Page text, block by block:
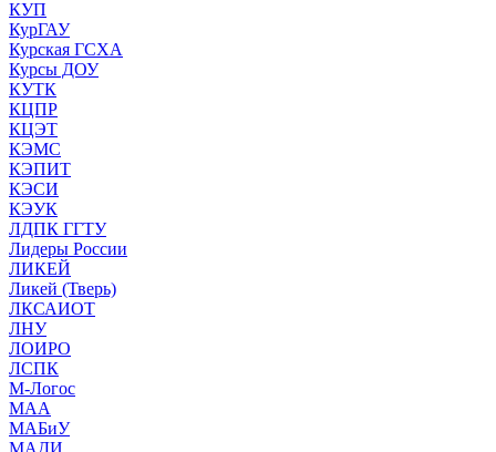
КУП
КурГАУ
Курская ГСХА
Курсы ДОУ
КУТК
КЦПР
КЦЭТ
КЭМС
КЭПИТ
КЭСИ
КЭУК
ЛДПК ГГТУ
Лидеры России
ЛИКЕЙ
Ликей (Тверь)
ЛКСАИОТ
ЛНУ
ЛОИРО
ЛСПК
М-Логос
МАА
МАБиУ
МАДИ